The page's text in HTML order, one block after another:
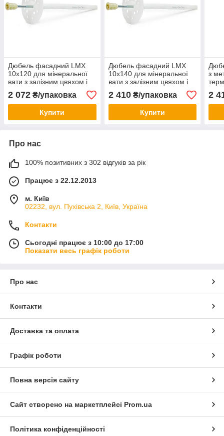
Дюбель фасадний LMX
10х120 для мінеральної
вати з залізним цвяхом і
термоголовкою Wkret-Met
200 шт.
2 072 ₴/упаковка
Купити
Дюбель фасадний LMX
10х140 для мінеральної
вати з залізним цвяхом і
термоголовкою Wkret-Met
200 шт.
2 410₴/упаковка
Купити
з
2
Про нас
100% позитивних з 302 відгуків за рік
Працює з 22.12.2013
м. Київ
02232, вул. Пухівська 2, Київ, Україна
Контакти
Сьогодні працює з 10:00 до 17:00
Показати весь графік роботи
Про нас
Контакти
Доставка та оплата
Графік роботи
Повна версія сайту
Сайт створено на маркетплейсі Prom.ua
Політика конфіденційності